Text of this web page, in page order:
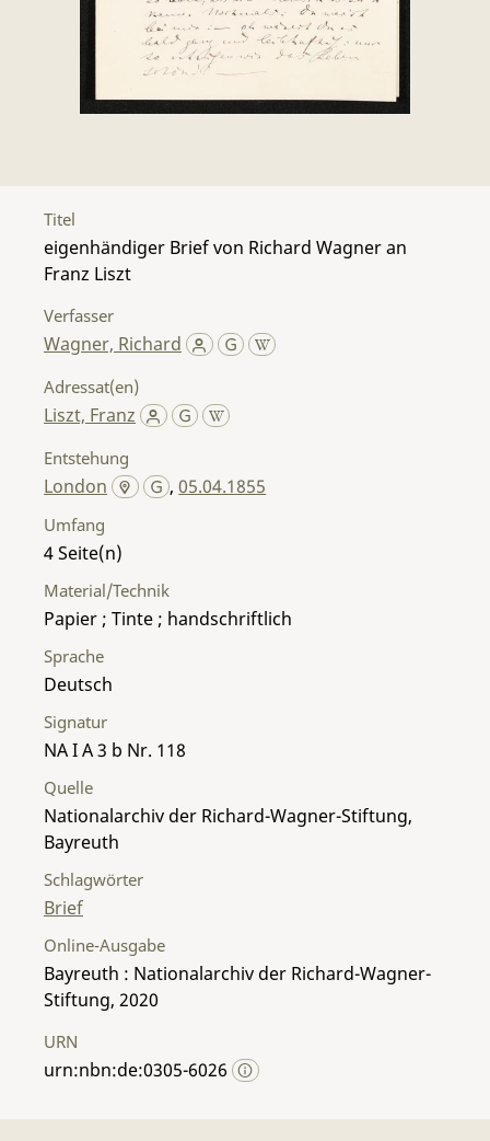
Titel
eigenhändiger Brief von Richard Wagner an
Franz Liszt
Verfasser
Wagner, Richard
Adressat(en)
Liszt, Franz
Entstehung
London ,05.04.1855
Umfang
4
Material/Technik
Papier ; Tinte ; handschriftlich
Sprache
Deutsch
Signatur
NA I A 3 b Nr. 118
Quelle
Nationalarchiv der Richard-Wagner-Stiftung,
Bayreuth
Schlagwörter
Brief
Online-Ausgabe
Bayreuth : Nationalarchiv der Richard-Wagner-
Stiftung, 2020
URN
urn:nbn:de:0305-6026